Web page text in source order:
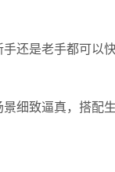
还是老手都可以
细致逼真，搭配